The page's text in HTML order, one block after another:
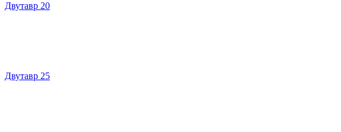
Двутавр 20
Двутавр 25